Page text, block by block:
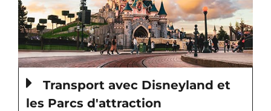
Transport avec Disneyland et
les Parcs d'attraction